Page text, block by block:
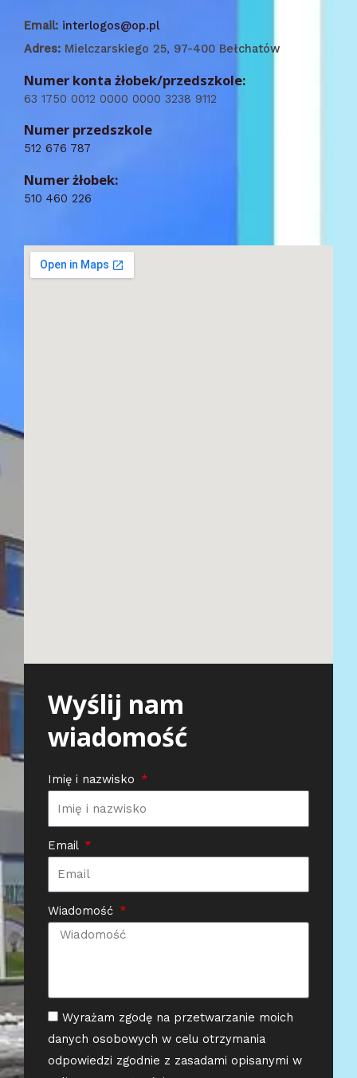
Email: interlogos@op.pl
Adres: Mielczarskiego 25, 97-400 Bełchatów
Numer konta żłobek/przedszkole:
63 1750 0012 0000 0000 3238 9112
Numer przedszkole
512 676 787
Numer żłobek:
510 460 226
Wyślij nam
wiadomość
Imię i nazwisko
Email
Wiadomość
Wyrażam zgodę na przetwarzanie moich
danych osobowych w celu otrzymania
odpowiedzi zgodnie z zasadami opisanymi w